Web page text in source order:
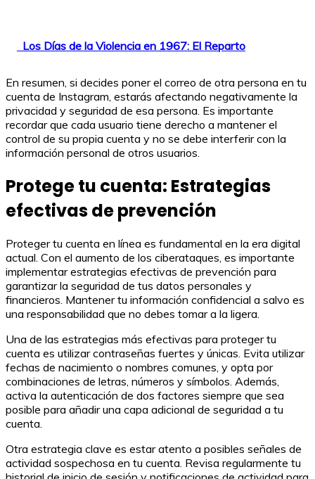
Los Días de la Violencia en 1967: El Reparto
En resumen, si decides poner el correo de otra persona en tu
cuenta de Instagram, estarás afectando negativamente la
privacidad y seguridad de esa persona. Es importante
recordar que cada usuario tiene derecho a mantener el
control de su propia cuenta y no se debe interferir con la
información personal de otros usuarios.
Protege tu cuenta: Estrategias
efectivas de prevención
Proteger tu cuenta en línea es fundamental en la era digital
actual. Con el aumento de los ciberataques, es importante
implementar estrategias efectivas de prevención para
garantizar la seguridad de tus datos personales y
financieros. Mantener tu información confidencial a salvo es
una responsabilidad que no debes tomar a la ligera.
Una de las estrategias más efectivas para proteger tu
cuenta es utilizar contraseñas fuertes y únicas. Evita utilizar
fechas de nacimiento o nombres comunes, y opta por
combinaciones de letras, números y símbolos. Además,
activa la autenticación de dos factores siempre que sea
posible para añadir una capa adicional de seguridad a tu
cuenta.
Otra estrategia clave es estar atento a posibles señales de
actividad sospechosa en tu cuenta. Revisa regularmente tu